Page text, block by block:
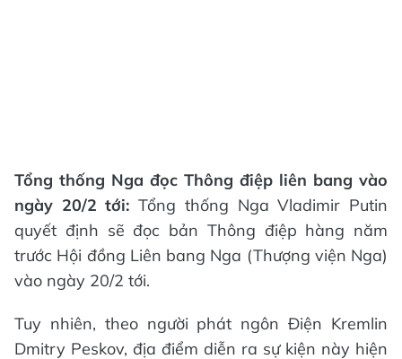
Tổng thống Nga đọc Thông điệp liên bang vào
ngày 20/2 tới: Tổng thống Nga Vladimir Putin
quyết định sẽ đọc bản Thông điệp hàng năm
trước Hội đồng Liên bang Nga (Thượng viện Nga)
vào ngày 20/2 tới.
Tuy nhiên, theo người phát ngôn Điện Kremlin
Dmitry Peskov, địa điểm diễn ra sự kiện này hiện